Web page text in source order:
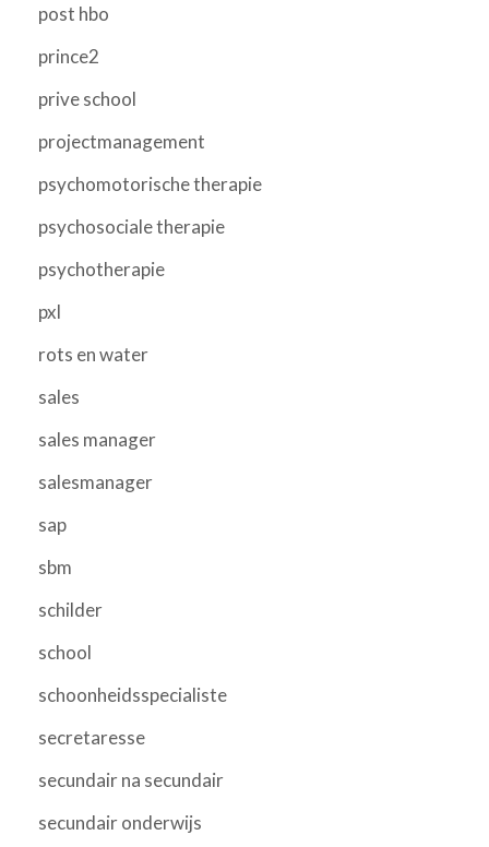
post hbo
prince2
prive school
projectmanagement
psychomotorische therapie
psychosociale therapie
psychotherapie
pxl
rots en water
sales
sales manager
salesmanager
sap
sbm
schilder
school
schoonheidsspecialiste
secretaresse
secundair na secundair
secundair onderwijs